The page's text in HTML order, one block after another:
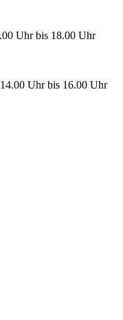
Uhr bis 18.00 Uhr
Uhr bis 16.00 Uhr